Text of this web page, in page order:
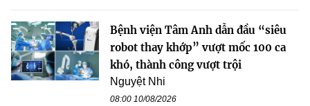
Bệnh viện Tâm Anh dẫn đầu “siêu
robot thay khớp” vượt mốc 100 ca
khó, thành công vượt trội
Nguyệt Nhi
08:00 10/08/2026